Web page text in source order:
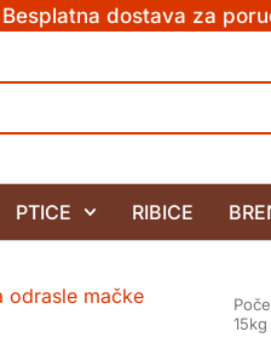
Besplatna dostava za
PTICE RIBICE